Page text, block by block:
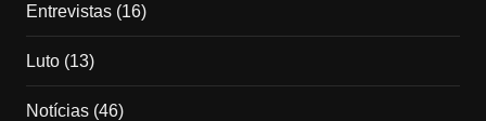
Entrevistas(16)
Luto(13)
Notícias(46)